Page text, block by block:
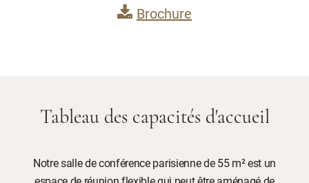
Brochure
Tableau des capacités d'accueil
Notre salle de conférence parisienne de 55 m² est un